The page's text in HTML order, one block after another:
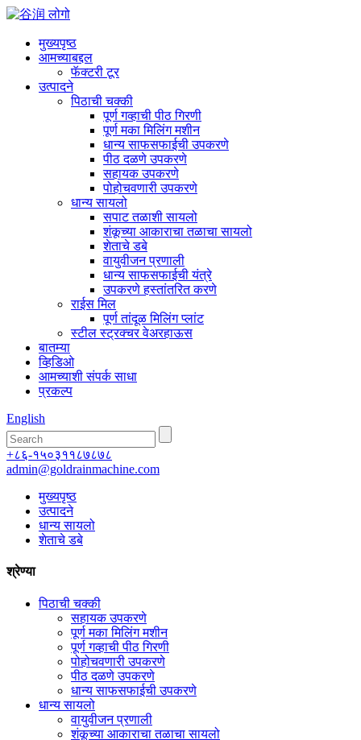
मुख्यपृष्ठ
आमच्याबद्दल
फॅक्टरी टूर
उत्पादने
पिठाची चक्की
पूर्ण गव्हाची पीठ गिरणी
पूर्ण मका मिलिंग मशीन
धान्य साफसफाईची उपकरणे
पीठ दळणे उपकरणे
सहायक उपकरणे
पोहोचवणारी उपकरणे
धान्य सायलो
सपाट तळाशी सायलो
शंकूच्या आकाराचा तळाचा सायलो
शेताचे डबे
वायुवीजन प्रणाली
धान्य साफसफाईची यंत्रे
उपकरणे हस्तांतरित करणे
राईस मिल
पूर्ण तांदूळ मिलिंग प्लांट
स्टील स्ट्रक्चर वेअरहाऊस
बातम्या
व्हिडिओ
आमच्याशी संपर्क साधा
प्रकल्प
English
+८६-१५०३११८७८७८
admin@goldrainmachine.com
मुख्यपृष्ठ
उत्पादने
धान्य सायलो
शेताचे डबे
श्रेण्या
पिठाची चक्की
सहायक उपकरणे
पूर्ण मका मिलिंग मशीन
पूर्ण गव्हाची पीठ गिरणी
पोहोचवणारी उपकरणे
पीठ दळणे उपकरणे
धान्य साफसफाईची उपकरणे
धान्य सायलो
वायुवीजन प्रणाली
शंकूच्या आकाराचा तळाचा सायलो